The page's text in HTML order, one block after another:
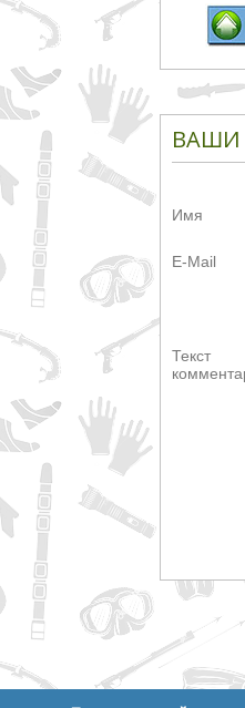
ВАШИ
Имя
E-Mail
Текст